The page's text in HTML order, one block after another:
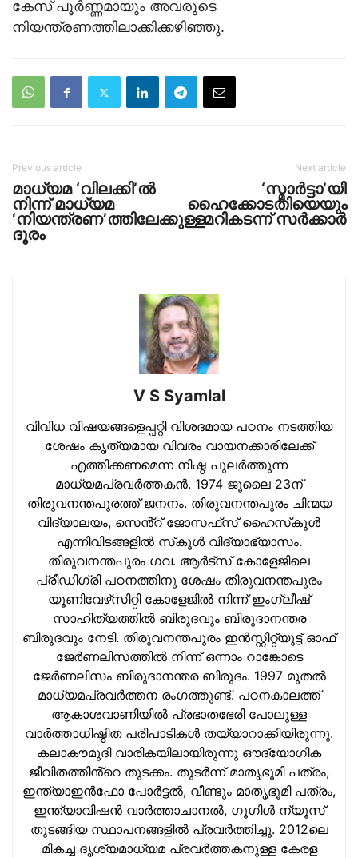
കേസ് പൂർണ്ണമായും അവരുടെ
നിയന്ത്രണത്തിലാക്കിക്കഴിഞ്ഞു.
Previous article
മാധ്യമ ‘വിലക്കി’ൽ
നിന്ന് മാധ്യമ
‘നിയന്ത്രണ’ത്തിലേക്കുള്ള
ദൂരം
Next article
‘സ്മാ‌ർട്ടാ’യി
ഹൈക്കോടതിയെയും
മറികടന്ന് സ‍ർക്കാ‍ർ
V S Syamlal
വിവിധ വിഷയങ്ങളെപ്പറ്റി വിശദമായ പഠനം നടത്തിയ
ശേഷം കൃത്യമായ വിവരം വായനക്കാരിലേക്ക്
എത്തിക്കണമെന്ന നിഷ്ഠ പുലര്‍ത്തുന്ന
മാധ്യമപ്രവര്‍ത്തകന്‍. 1974 ജൂലൈ 23ന്
തിരുവനന്തപുരത്ത് ജനനം. തിരുവനന്തപുരം ചിന്മയ
വിദ്യാലയം, സെൻ്റ് ജോസഫ്‌സ് ഹൈസ്‌കൂള്‍
എന്നിവിടങ്ങളില്‍ സ്‌കൂള്‍ വിദ്യാഭ്യാസം.
തിരുവനന്തപുരം ഗവ. ആര്‍ട്‌സ് കോളേജിലെ
പ്രീഡിഗ്രി പഠനത്തിനു ശേഷം തിരുവനന്തപുരം
യൂണിവേഴ്‌സിറ്റി കോളേജില്‍ നിന്ന് ഇംഗ്ലീഷ്
സാഹിത്യത്തില്‍ ബിരുദവും ബിരുദാനന്തര
ബിരുദവും നേടി. തിരുവനന്തപുരം ഇന്‍സ്റ്റിറ്റ്യൂട്ട് ഓഫ്
ജേര്‍ണലിസത്തില്‍ നിന്ന് ഒന്നാം റാങ്കോടെ
ജേര്‍ണലിസം ബിരുദാനന്തര ബിരുദം. 1997 മുതല്‍
മാധ്യമപ്രവര്‍ത്തന രംഗത്തുണ്ട്. പഠനകാലത്ത്
ആകാശവാണിയില്‍ പ്രഭാതഭേരി പോലുള്ള
വാര്‍ത്താധിഷ്ഠിത പരിപാടികള്‍ തയ്യാറാക്കിയിരുന്നു.
കലാകൗമുദി വാരികയിലായിരുന്നു ഔദ്യോഗിക
ജീവിതത്തിൻ്റെ തുടക്കം. തുടര്‍ന്ന് മാതൃഭൂമി പത്രം,
ഇന്ത്യാഇന്‍ഫോ പോർട്ടൽ, വീണ്ടും മാതൃഭൂമി പത്രം,
ഇന്ത്യാവിഷന്‍ വാർത്താചാനൽ, ഗൂഗിൾ ന്യൂസ്
തുടങ്ങിയ സ്ഥാപനങ്ങളില്‍ പ്രവര്‍ത്തിച്ചു. 2012ലെ
മികച്ച ദൃശ്യമാധ്യമ പ്രവര്‍ത്തകനുള്ള കേരള